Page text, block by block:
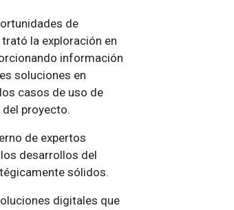
de
la exploración en
información
soluciones en
casos de uso de
proyecto.
de expertos
desarrollos del
sólidos.
digitales que